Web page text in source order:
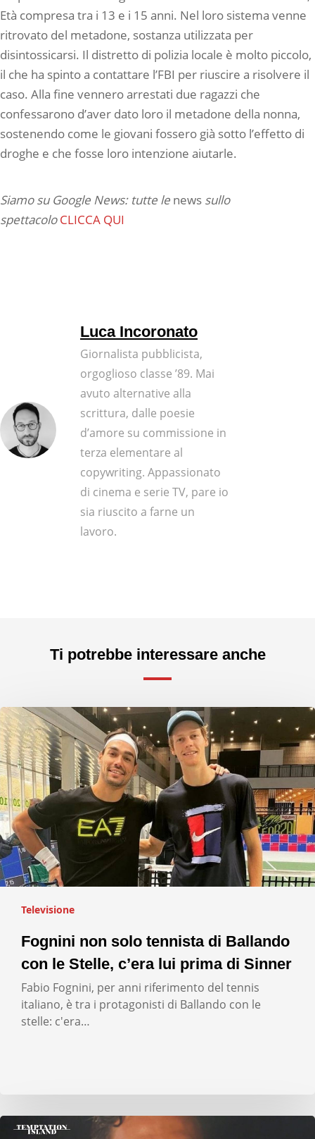
Età compresa tra i 13 e i 15 anni. Nel loro sistema venne
ritrovato del metadone, sostanza utilizzata per
disintossicarsi. Il distretto di polizia locale è molto piccolo,
il che ha spinto a contattare l’FBI per riuscire a risolvere il
caso. Alla fine vennero arrestati due ragazzi che
confessarono d’aver dato loro il metadone della nonna,
sostenendo come le giovani fossero già sotto l’effetto di
droghe e che fosse loro intenzione aiutarle.
Siamo su Google News: tutte le news sullo
spettacoloCLICCA QUI
Luca Incoronato
Giornalista pubblicista,
orgoglioso classe ’89. Mai
avuto alternative alla
scrittura, dalle poesie
d’amore su commissione in
terza elementare al
copywriting. Appassionato
di cinema e serie TV, pare io
sia riuscito a farne un
lavoro.
Ti potrebbe interessare anche
Televisione
Fognini non solo tennista di Ballando
con le Stelle, c’era lui prima di Sinner
Fabio Fognini, per anni riferimento del tennis
italiano, è tra i protagonisti di Ballando con le
stelle: c'era…